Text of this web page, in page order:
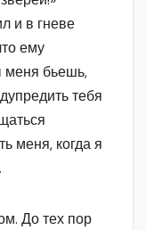
и в гневе
ему
меня бьешь,
тебя
меня, когда я
До тех пор